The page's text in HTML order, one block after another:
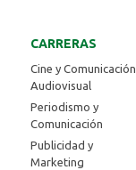
CARRERAS
Cine y Comunicación
Audiovisual
Periodismo y
Comunicación
Publicidad y
Marketing